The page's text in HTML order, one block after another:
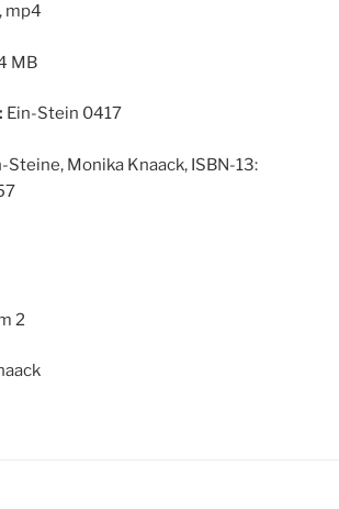
mp4
MB
Ein-Stein 0417
Steine, Monika Knaack, ISBN-13:
2